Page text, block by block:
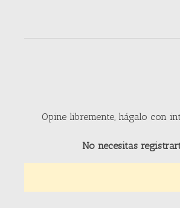
Opine libremente, hágalo con
No necesitas